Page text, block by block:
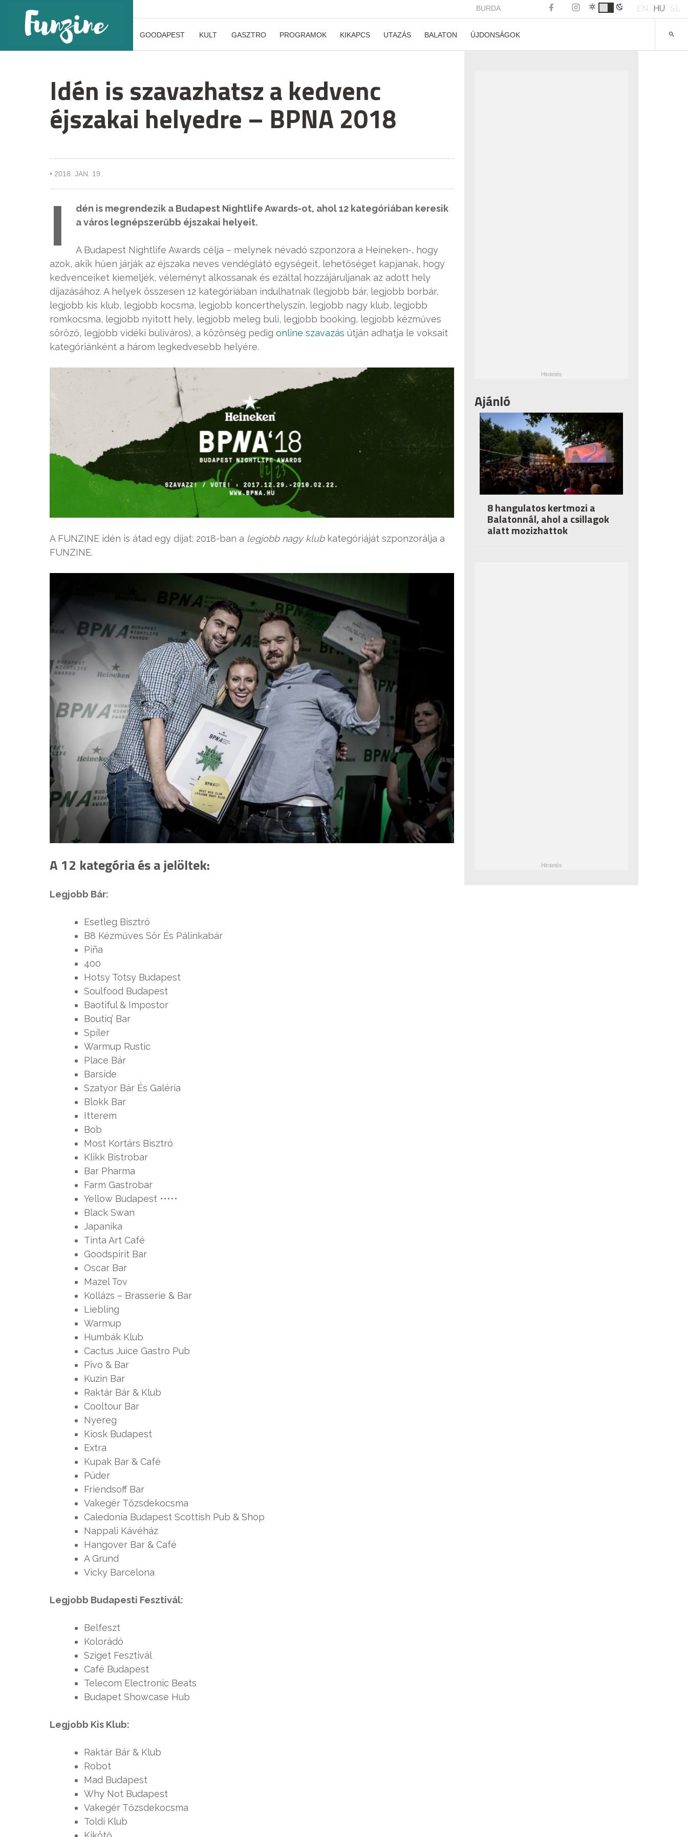
BURDA EN HU SL
GOODAPEST KULT GASZTRO PROGRAMOK KIKAPCS UTAZÁS BALATON ÚJDONSÁGOK
Idén is szavazhatsz a kedvenc
éjszakai helyedre – BPNA 2018
• 2018. JAN. 19.
I
dén is megrendezik a Budapest Nightlife Awards-ot, ahol 12 kategóriában keresik
a város legnépszerűbb éjszakai helyeit.
A Budapest Nightlife Awards célja – melynek névadó szponzora a Heineken-, hogy
azok, akik hűen járják az éjszaka neves vendéglátó egységeit, lehetőséget kapjanak, hogy
kedvenceiket kiemeljék, véleményt alkossanak és ezáltal hozzájáruljanak az adott hely
díjazásához. A helyek összesen 12 kategóriában indulhatnak (legjobb bár, legjobb borbár,
legjobb kis klub, legjobb kocsma, legjobb koncerthelyszín, legjobb nagy klub, legjobb
romkocsma, legjobb nyitott hely, legjobb meleg buli, legjobb booking, legjobb kézműves
söröző, legjobb vidéki buliváros), a közönség pedig online szavazás útján adhatja le voksait
kategóriánként a három legkedvesebb helyére.
A FUNZINE idén is átad egy díjat: 2018-ban a legjobb nagy klubkategóriáját szponzorálja a
FUNZINE.
A 12 kategória és a jelöltek:
Legjobb Bár:
Esetleg Bisztró
B8 Kézműves Sör És Pálinkabár
Piña
400
Hotsy Totsy Budapest
Soulfood Budapest
Baotiful & Impostor
Boutiq’ Bar
Spíler
Warmup Rustic
Place Bár
Barside
Szatyor Bár És Galéria
Blokk Bar
Itterem
Bob
Most Kortárs Bisztró
Klikk Bistrobar
Bar Pharma
Farm Gastrobar
Yellow Budapest •••••
Black Swan
Japanika
Tinta Art Café
Goodspirit Bar
Oscar Bar
Mazel Tov
Kollázs – Brasserie & Bar
Liebling
Warmup
Humbák Klub
Cactus Juice Gastro Pub
Pivo & Bar
Kuzin Bar
Raktár Bár & Klub
Cooltour Bar
Nyereg
Kiosk Budapest
Extra
Kupak Bar & Café
Púder
Friendsoff Bar
Vakegér Tőzsdekocsma
Caledonia Budapest Scottish Pub & Shop
Nappali Kávéház
Hangover Bar & Café
A Grund
Vicky Barcelona
Legjobb Budapesti Fesztivál:
Belfeszt
Kolorádó
Sziget Fesztivál
Café Budapest
Telecom Electronic Beats
Budapet Showcase Hub
Legjobb Kis Klub:
Raktár Bár & Klub
Robot
Mad Budapest
Why Not Budapest
Vakegér Tőzsdekocsma
Toldi Klub
Ajánló
8 hangulatos kertmozi a
Balatonnál, ahol a csillagok
alatt mozizhattok